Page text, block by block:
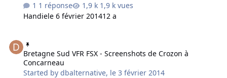
1 réponse
1,9 k vues
Handiele 6 février 201412 a
Bretagne Sud VFR FSX - Screenshots de Crozon à
Concarneau
Started bydbalternative, le 3 février 2014